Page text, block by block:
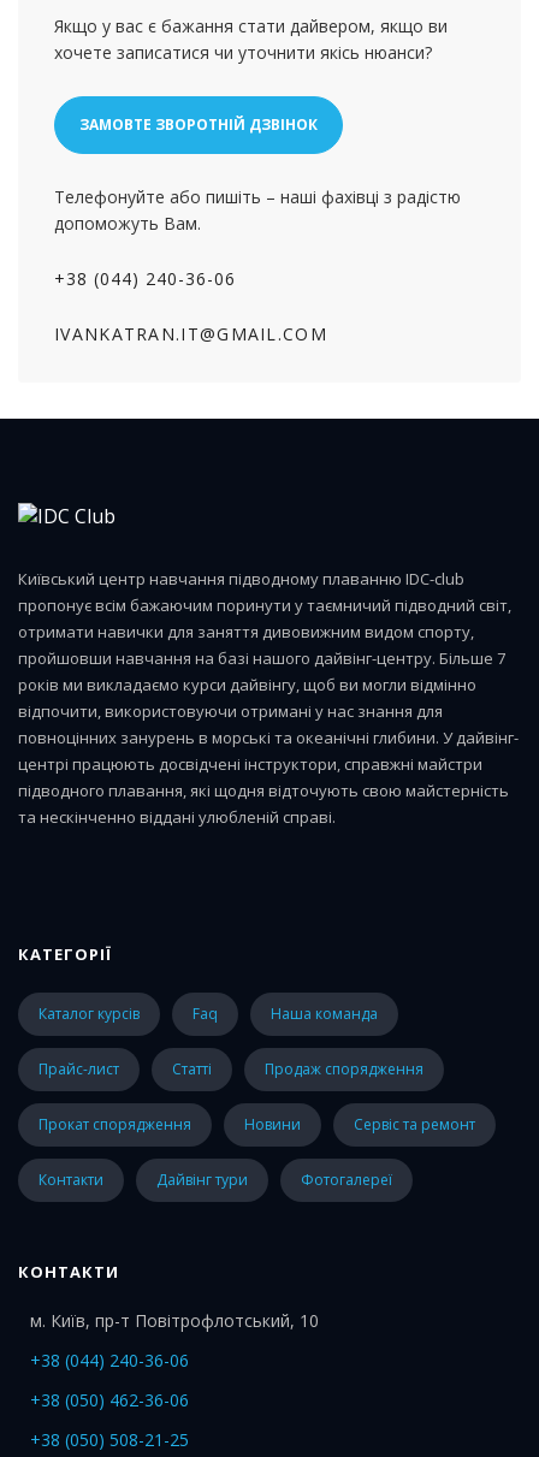
Якщо у вас є бажання стати дайвером, якщо ви
хочете записатися чи уточнити якісь нюанси?
ЗАМОВТЕ ЗВОРОТНІЙ ДЗВІНОК
Телефонуйте або пишіть – наші фахівці з радістю
допоможуть Вам.
+38 (044) 240-36-06
IVANKATRAN.IT@GMAIL.COM
Київський центр навчання підводному плаванню IDC-club
пропонує всім бажаючим поринути у таємничий підводний світ,
отримати навички для заняття дивовижним видом спорту,
пройшовши навчання на базі нашого дайвінг-центру. Більше 7
років ми викладаємо курси дайвінгу, щоб ви могли відмінно
відпочити, використовуючи отримані у нас знання для
повноцінних занурень в морські та океанічні глибини. У дайвінг-
центрі працюють досвідчені інструктори, справжні майстри
підводного плавання, які щодня відточують свою майстерність
та нескінченно віддані улюбленій справі.
КАТЕГОРІЇ
каталог курсів faq наша команда
прайс-лист статті Продаж спорядження
Прокат спорядження Новини Сервіс та ремонт
Контакти Дайвінг тури Фотогалереї
КОНТАКТИ
м. Київ, пр-т Повітрофлотський, 10
+38 (044) 240-36-06
+38 (050) 462-36-06
+38 (050) 508-21-25